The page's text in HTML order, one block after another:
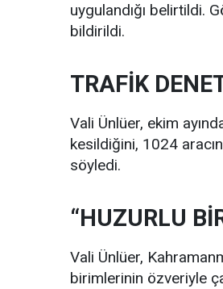
uygulandığı belirtildi.
bildirildi.
TRAFİK
Vali Ünlüer, ekim
kesildiğini, 1024
söyledi.
“HUZURLU
Vali Ünlüer,
birimlerinin özveriyle